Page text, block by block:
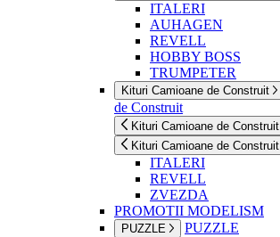
ITALERI
AUHAGEN
REVELL
HOBBY BOSS
TRUMPETER
Kituri Camioane de Construit
de Construit
Kituri Camioane de Construit
Kituri Camioane de Construit
ITALERI
REVELL
ZVEZDA
PROMOTII MODELISM
PUZZLE PUZZLE